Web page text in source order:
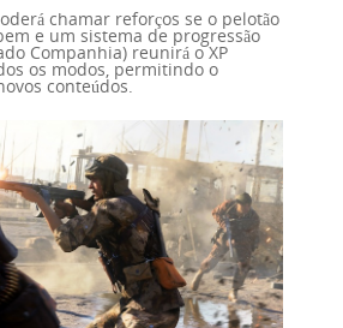
chamar reforços se o pelotão
e um sistema de progressão
Companhia) reunirá o XP
os modos, permitindo o
conteúdos.